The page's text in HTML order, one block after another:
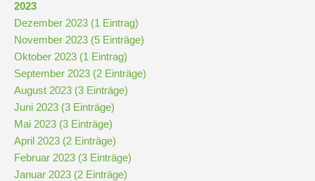
Stufe
9
und
10
Hauptschulbildungsgang
Wahlpflichtunterricht
2023
Dezember 2023 (1 Eintrag)
November 2023 (5 Einträge)
Oktober 2023 (1 Eintrag)
September 2023 (2 Einträge)
August 2023 (3 Einträge)
Juni 2023 (3 Einträge)
Mai 2023 (3 Einträge)
April 2023 (2 Einträge)
Februar 2023 (3 Einträge)
Januar 2023 (2 Einträge)